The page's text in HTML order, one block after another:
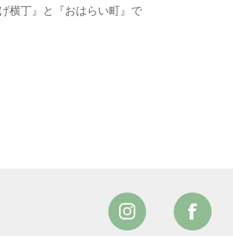
横丁』と『おはらい町』で